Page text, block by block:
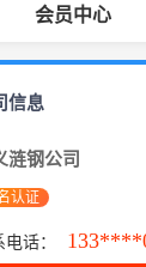
会员中心
信息
涟钢公司
认证
电话：